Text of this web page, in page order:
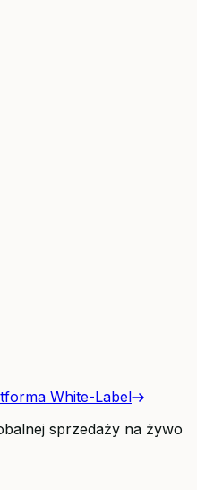
White-Label
sprzedaży na żywo